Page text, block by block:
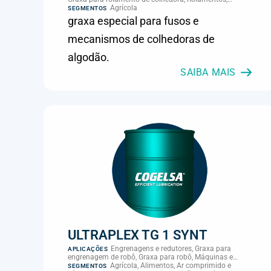
mancais e guias
SEGMENTOS Agrícola
graxa especial para fusos e
mecanismos de colhedoras de
algodão.
SAIBA MAIS
ULTRAPLEX TG 1 SYNT
APLICAÇÕES
Engrenagens e redutores, Graxa para
engrenagem de robô, Graxa para robô, Máquinas e
equipamentos gerais
SEGMENTOS Agrícola, Alimentos, Ar comprimido e